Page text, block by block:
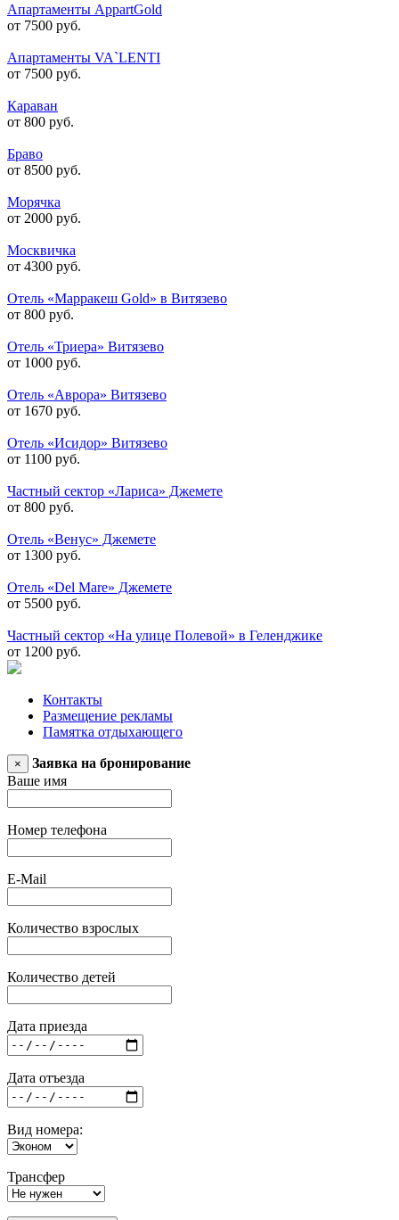
Апартаменты AppartGold
от 7500 руб.
Апартаменты VA`LENTI
от 7500 руб.
Караван
от 800 руб.
Браво
от 8500 руб.
Морячка
от 2000 руб.
Москвичка
от 4300 руб.
Отель «Марракеш Gold» в Витязево
от 800 руб.
Отель «Триера» Витязево
от 1000 руб.
Отель «Аврора» Витязево
от 1670 руб.
Отель «Исидор» Витязево
от 1100 руб.
Частный сектор «Лариса» Джемете
от 800 руб.
Отель «Венус» Джемете
от 1300 руб.
Отель «Del Mare» Джемете
от 5500 руб.
Частный сектор «На улице Полевой» в Геленджике
от 1200 руб.
Контакты
Размещение рекламы
Памятка отдыхающего
×
Заявка на бронирование
Ваше имя
Номер телефона
E-Mail
Количество взрослых
Количество детей
Дата приезда
Дата отъезда
Вид номера:
Трансфер